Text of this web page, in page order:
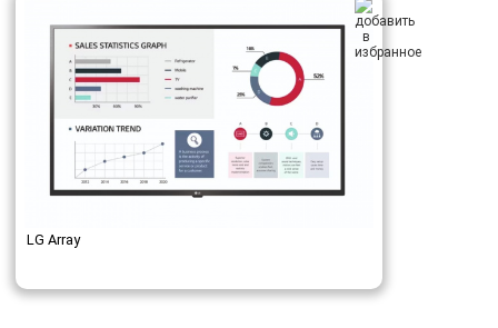
LG Array